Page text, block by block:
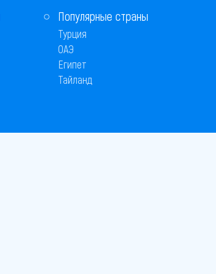
Популярные страны
Турция
ОАЭ
Египет
Тайланд